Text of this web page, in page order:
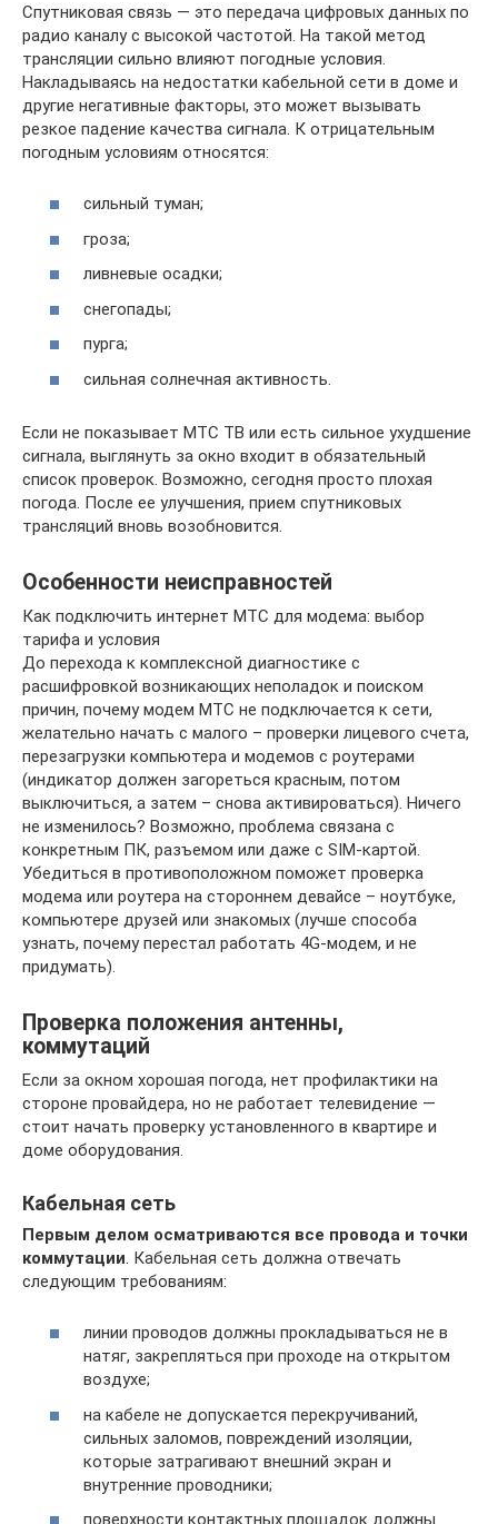
Спутниковая связь — это передача цифровых данных по
радио каналу с высокой частотой. На такой метод
трансляции сильно влияют погодные условия.
Накладываясь на недостатки кабельной сети в доме и
другие негативные факторы, это может вызывать
резкое падение качества сигнала. К отрицательным
погодным условиям относятся:
сильный туман;
гроза;
ливневые осадки;
снегопады;
пурга;
сильная солнечная активность.
Если не показывает МТС ТВ или есть сильное ухудшение
сигнала, выглянуть за окно входит в обязательный
список проверок. Возможно, сегодня просто плохая
погода. После ее улучшения, прием спутниковых
трансляций вновь возобновится.
Особенности неисправностей
Как подключить интернет МТС для модема: выбор
тарифа и условия
До перехода к комплексной диагностике с
расшифровкой возникающих неполадок и поиском
причин, почему модем МТС не подключается к сети,
желательно начать с малого – проверки лицевого счета,
перезагрузки компьютера и модемов с роутерами
(индикатор должен загореться красным, потом
выключиться, а затем – снова активироваться). Ничего
не изменилось? Возможно, проблема связана с
конкретным ПК, разъемом или даже с SIM-картой.
Убедиться в противоположном поможет проверка
модема или роутера на стороннем девайсе – ноутбуке,
компьютере друзей или знакомых (лучше способа
узнать, почему перестал работать 4G-модем, и не
придумать).
Проверка положения антенны,
коммутаций
Если за окном хорошая погода, нет профилактики на
стороне провайдера, но не работает телевидение —
стоит начать проверку установленного в квартире и
доме оборудования.
Кабельная сеть
Первым делом осматриваются все провода и точки
коммутации . Кабельная сеть должна отвечать
следующим требованиям:
линии проводов должны прокладываться не в
натяг, закрепляться при проходе на открытом
воздухе;
на кабеле не допускается перекручиваний,
сильных заломов, повреждений изоляции,
которые затрагивают внешний экран и
внутренние проводники;
поверхности контактных площадок должны